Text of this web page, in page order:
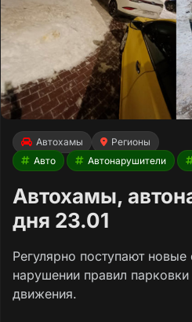
Автохамы
Регионы
Авто
Автонарушители
Автохамы,
дня 23.01
Регулярно поступают
нарушении правил
движения.